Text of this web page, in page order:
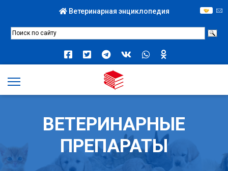
Ветеринарная энциклопедия
ВЕТЕРИНАРНЫЕ
ПРЕПАРАТЫ